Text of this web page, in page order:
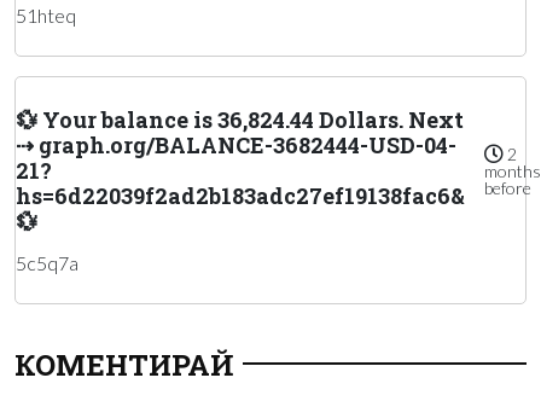
51hteq
💱 Your balance is 36,824.44 Dollars. Next
⇢ graph.org/BALANCE-3682444-USD-04-
21?
hs=6d22039f2ad2b183adc27ef19138fac6&
💱
2
months
before
5c5q7a
КОМЕНТИРАЙ